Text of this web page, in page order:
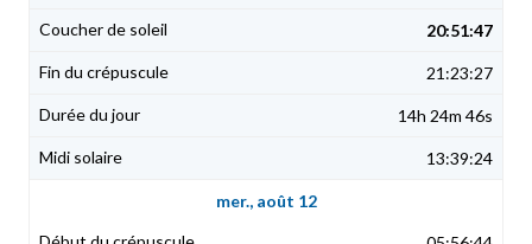
20:51:47
21:23:27
14h 24m 46s
13:39:24
mer., août 12